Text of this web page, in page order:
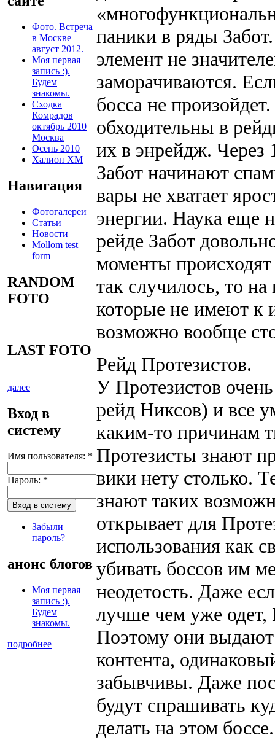
Фото. Встреча
в Москве
август 2012.
Моя первая
запись :).
Будем
знакомы.
Сходка
Комрадов
октябрь 2010
Москва
Осень 2010
Халион ХМ
Навигация
Фотогалереи
Статьи
Новости
Mollom test
form
RANDOM
FOTO
LAST FOTO
далее
Вход в
систему
Имя пользователя: *
Пароль: *
Забыли
пароль?
анонс блогов
Моя первая
запись :).
Будем
знакомы.
подробнее
паники в ряды
элемент не
заморачиваются.
босса не
обходительны в
их в энрейдж. Через
Забот начинают
вары не хватает
энергии. Наука еще
рейде Забот
моменты
так случилось, то
которые не имеют к
возможно вообще
Рейд Протезистов.
У Протезистов
рейд Никсов) и все
каким-то причинам
Протезисты знают
вики нету столько.
знают таких
открывает для
использования как
убивать боссов им
неодетость. Даже
лучше чем уже одет,
Поэтому они
контента,
забывчивы. Даже
будут спрашивать
делать на этом боссе.